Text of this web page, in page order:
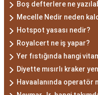
Boş defterlere ne
Mecelle Nedir neden
Hotspot yasası nedir?
Royalcert ne iş yapar?
Yer fıstığında hangi
Diyette mısırlı kraker
Havaalanında operatör